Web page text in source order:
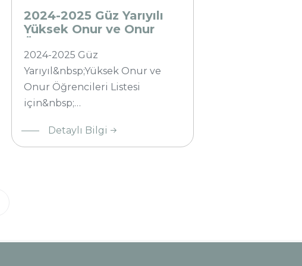
Listesi
2024-2025 Güz Yarıyılı
Yüksek Onur ve Onur
2024-2025 Güz
Yarıyıl&nbsp;Yüksek Onur ve
Onur Öğrencileri Listesi
için&nbsp;…
Detaylı Bilgi